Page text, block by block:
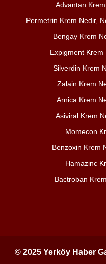
Advantan
Permetrin Krem Nedir,
Bengay Krem
Expigment
Silverdin Krem
Zalain Krem
Arnica Krem
Asiviral Krem
Momecon
Benzoxin Krem
Hamazinc
Bactroban
© 2025 Yerköy Haber